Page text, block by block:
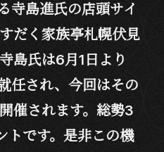
寺島進氏の店頭サイ
だく家族亭札幌伏見
島氏は6月1日より
任され、今回はその
催されます。総勢3
トです。是非この機